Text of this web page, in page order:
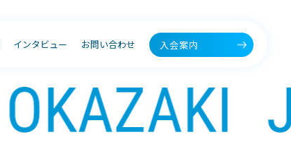
インタビュー お問い合わせ 入会案内